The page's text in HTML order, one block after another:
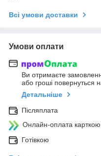
Всі умови доставки
Умови оплати
Ви отримаєте
або гроші повернуться
Детальніше
Післяплата
Онлайн-оплата
Готівкою